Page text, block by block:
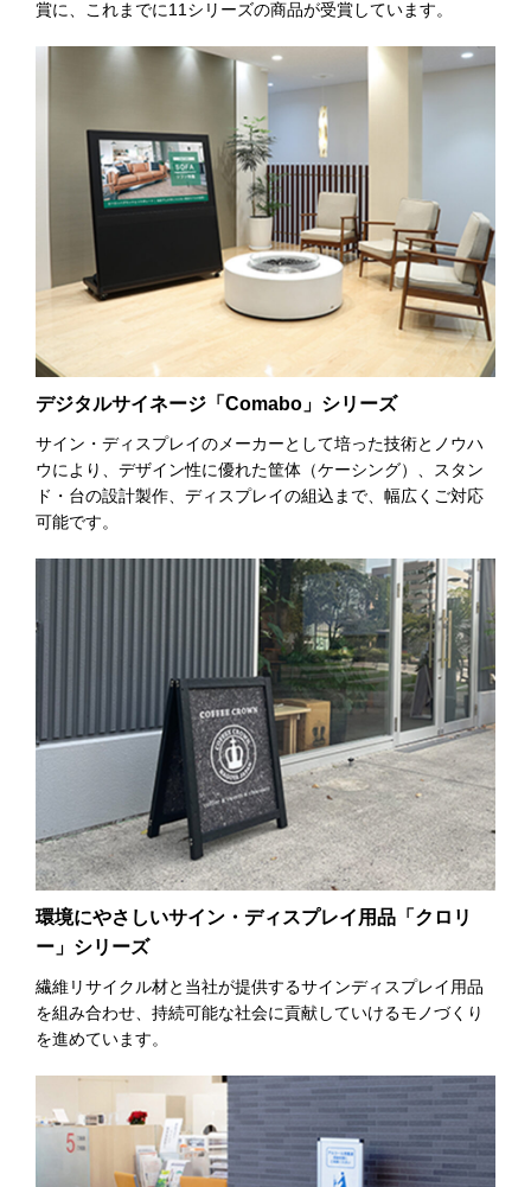
賞に、これまでに11シリーズの商品が受賞しています。
デジタルサイネージ「Comabo」シリーズ
サイン・ディスプレイのメーカーとして培った技術とノウハ
ウにより、デザイン性に優れた筐体（ケーシング）、スタン
ド・台の設計製作、ディスプレイの組込まで、幅広くご対応
可能です。
環境にやさしいサイン・ディスプレイ用品「クロリ
ー」シリーズ
繊維リサイクル材と当社が提供するサインディスプレイ用品
を組み合わせ、持続可能な社会に貢献していけるモノづくり
を進めています。